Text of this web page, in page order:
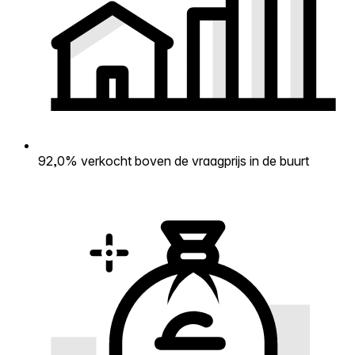
92,0% verkocht boven de vraagprijs in de buurt